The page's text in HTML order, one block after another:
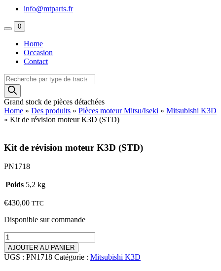
info@mtparts.fr
0
Home
Occasion
Contact
Recherche
de
produits
Grand stock de pièces détachées
Home » Des produits » Pièces moteur Mitsu/Iseki » Mitsubishi K3D
» Kit de révision moteur K3D (STD)
Kit de révision moteur K3D (STD)
PN1718
Poids 5,2 kg
€430,00 TTC
Disponible sur commande
quantité
de
Kit
de
AJOUTER AU PANIER
UGS : PN1718 Catégorie : Mitsubishi K3D